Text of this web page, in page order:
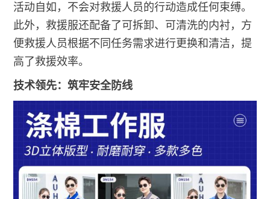
活动自如，不会对救援人员的行动造成任何束缚。
此外，救援服还配备了可拆卸、可清洗的内衬，方
便救援人员根据不同任务需求进行更换和清洁，提
高了救援效率。
技术领先：筑牢安全防线